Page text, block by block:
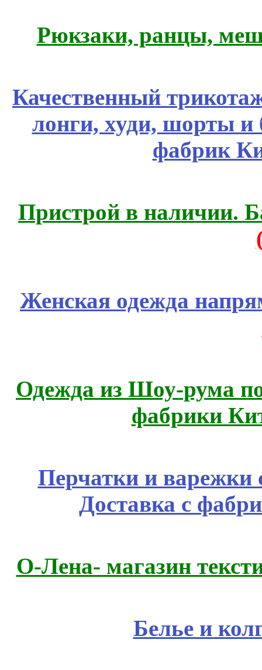
Рюкзаки, ранцы,
Качественный
лонги, худи, шорты
фабрик
Пристрой в наличии.
Женская одежда
Одежда из Шоу-рума
фабрики
Перчатки и варежки
Доставка с
О-Лена- магазин
Белье и